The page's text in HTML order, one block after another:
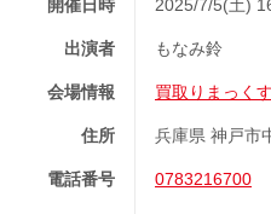
開催日時 2025/7/5(土)
出演者 もなみ鈴
会場情報 買取りまっく
住所 兵庫県 神戸市
電話番号 0783216700